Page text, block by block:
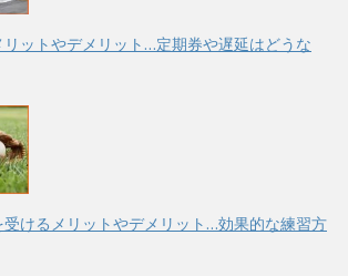
ットやデメリット…定期券や遅延はどうな
けるメリットやデメリット…効果的な練習方